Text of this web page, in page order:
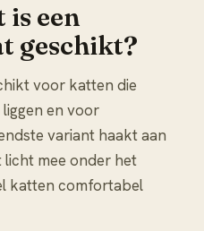
een
geschikt?
voor katten die
en voor
variant haakt aan
licht mee onder het
katten comfortabel